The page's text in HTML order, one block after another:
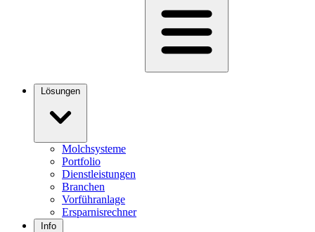
Lösungen
Molchsysteme
Portfolio
Dienstleistungen
Branchen
Vorführanlage
Ersparnisrechner
Info